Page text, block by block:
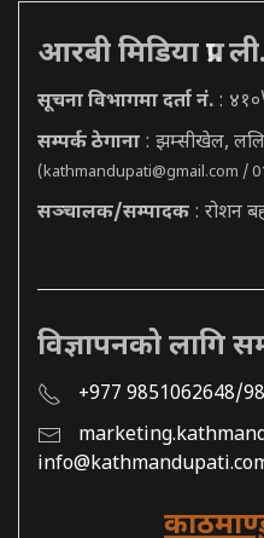
आरबी मिडिया प्रा. ली.
सूचना विभागमा दर्ता नं. :
सम्पर्क ठेगाना : झम्सीखेल,
(kathmandupati@gmail.com /
सञ्चालक/सम्पादक : रोशन
विज्ञापनको लागि
+977 9851062648/